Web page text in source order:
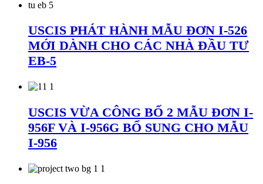
USCIS PHÁT HÀNH MẪU ĐƠN I-526
MỚI DÀNH CHO CÁC NHÀ ĐẦU TƯ
EB-5
USCIS VỪA CÔNG BỐ 2 MẪU ĐƠN I-
956F VÀ I-956G BỔ SUNG CHO MẪU
I-956